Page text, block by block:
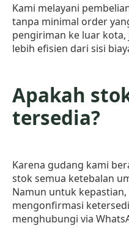
Kami melayani
tanpa minimal order
pengiriman ke luar
lebih efisien dari sisi
Apakah
tersedia?
Karena gudang kami
stok semua ketebalan
Namun untuk
mengonfirmasi
menghubungi via